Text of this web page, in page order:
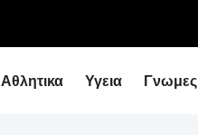
Αθλητικα Υγεια Γνωμες